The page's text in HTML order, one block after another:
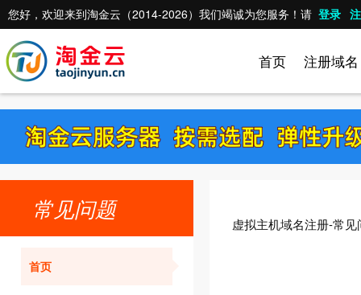
您好，欢迎来到淘金云（2014-2026）我们竭诚为您服务！请 登录
注册域名
首页
常见问题
首页
虚拟主机域名注册-常见